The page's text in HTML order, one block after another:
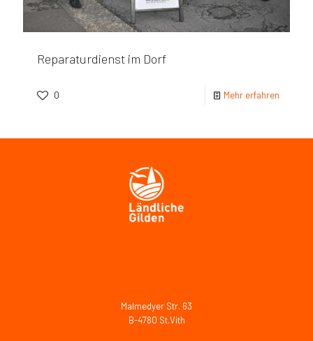
Reparaturdienst im Dorf
0 Mehr erfahren
Malmedyer Str. 63
B-4780 St.Vith